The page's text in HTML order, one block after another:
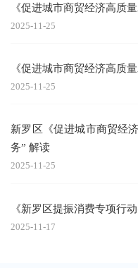
《促进城市商贸经济高质
2025-11-25
《促进城市商贸经济高质
2025-11-25
新罗区《促进城市商贸经
务” 解读
2025-11-25
《新罗区提振消费专项行
2025-11-17